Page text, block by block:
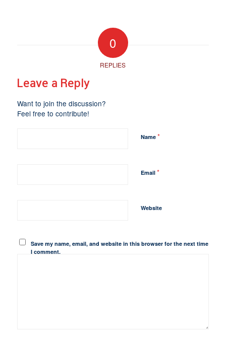
0
REPLIES
Leave a Reply
Want to join the discussion?
Feel free to contribute!
Name *
Email *
Website
Save my name, email, and website in this browser for the next time
I comment.